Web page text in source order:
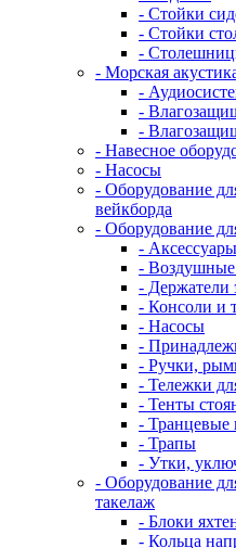
- Стойки
- Стойки
-
- Морская
-
-
-
- Навесное
- Насосы
- Оборудование
вейкборда
- Оборудование
-
-
- Держатели
- Консоли и
- Насосы
-
- Ручки,
- Тележки
- Тенты
- Транцевые
- Трапы
- Утки,
- Оборудование
такелаж
- Блоки
- Кольца